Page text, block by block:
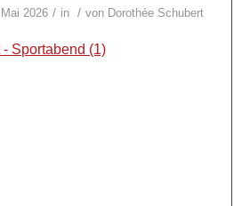
2026 / in / von Dorothée Schubert
Sportabend (1)